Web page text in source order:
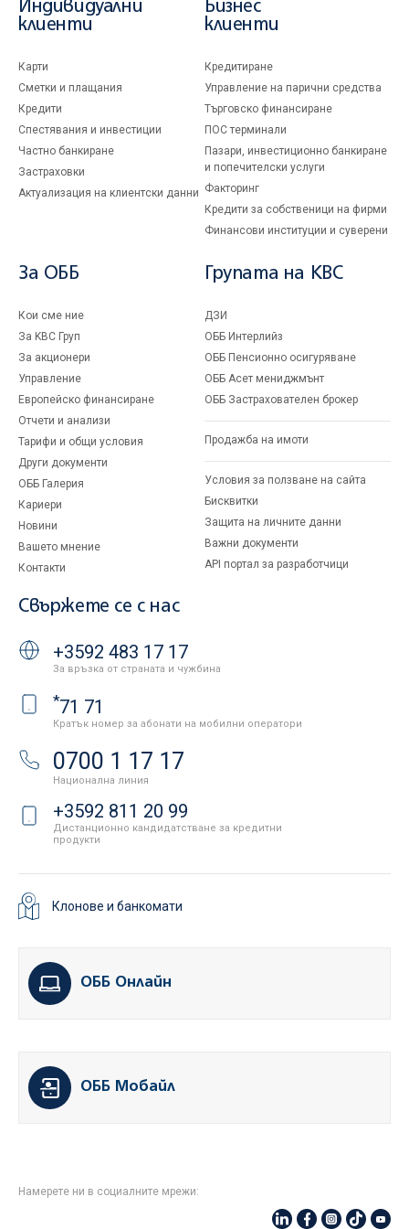
Индивидуални
клиенти
Карти
Сметки и плащания
Кредити
Спестявания и инвестиции
Частно банкиране
Застраховки
Актуализация на клиентски данни
Бизнес
клиенти
Кредитиране
Управление на парични средства
Търговско финансиране
ПОС терминали
Пазари, инвестиционно банкиране
и попечителски услуги
Факторинг
Кредити за собственици на фирми
Финансови институции и суверени
За ОББ
Кои сме ние
За KBC Груп
За акционери
Управление
Европейско финансиране
Отчети и анализи
Тарифи и общи условия
Други документи
ОББ Галерия
Кариери
Новини
Вашето мнение
Контакти
Групата на KBC
ДЗИ
ОББ Интерлийз
ОББ Пенсионно осигуряване
ОББ Асет мениджмънт
ОББ Застрахователен брокер
Продажба на имоти
Условия за ползване на сайта
Бисквитки
Защита на личните данни
Важни документи
API портал за разработчици
Свържете се с нас
+3592 483 17 17
За връзка от страната и чужбина
*71 71
Кратък номер за абонати на мобилни оператори
0700 1 17 17
Национална линия
+3592 811 20 99
Дистанционно кандидатстване за кредитни
продукти
Клонове и банкомати
ОББ Онлайн
ОББ Мобайл
Намерете ни в социалните мрежи: